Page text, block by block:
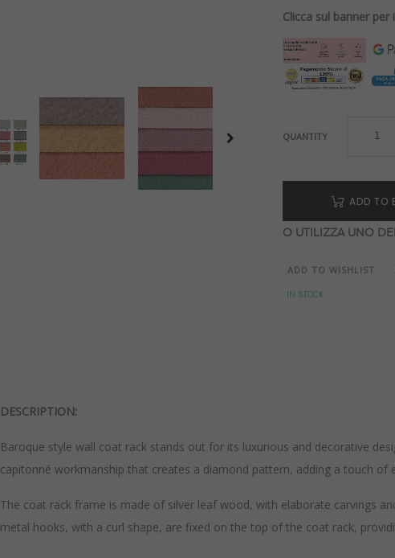
Clicca sul banner
QUANTITY
ADD TO
O UTILIZZA UNO
ADD TO WISHLIST
IN STOCK
DESCRIPTION:
Baroque style wall coat rack stands out for its luxurious and decorative
capitonné workmanship that creates a diamond pattern, adding a touch of
The coat rack frame is made of silver leaf wood, with elaborate carvings
metal hooks, with a curl shape, are fixed on the top of the coat rack,